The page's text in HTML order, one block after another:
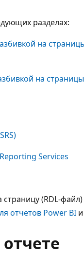
разделах:
на
на
Services
страницу (RDL-
отчетов Power BI